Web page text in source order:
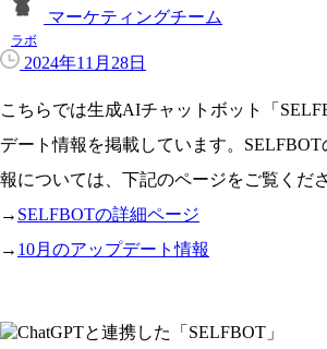
マーケティングチーム
ラボ
2024年11月28日
こちらでは生成AIチャットボット「
デート情報を掲載しています。
報については、下記のページをご覧くださ
→ SELFBOTの詳細ページ
→ 10月のアップデート情報